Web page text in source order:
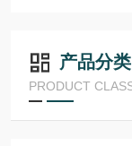
产品分类
PRODUCT